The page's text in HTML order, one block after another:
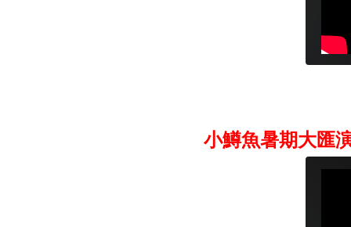
小鱒魚暑期大匯